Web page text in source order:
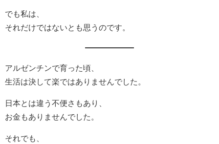
でも私は、
それだけではないとも思うのです。
アルゼンチンで育った頃、
生活は決して楽ではありませんでした。
日本とは違う不便さもあり、
お金もありませんでした。
それでも、